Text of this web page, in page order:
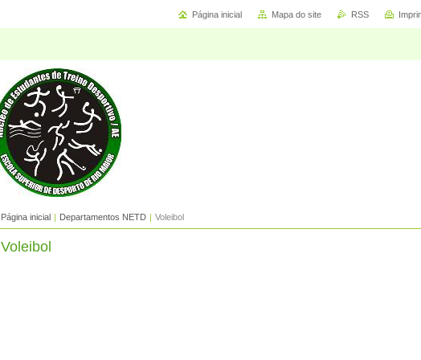
Página inicial | Departamentos NETD | Voleibol
Voleibol
Página inicial Mapa do site RSS